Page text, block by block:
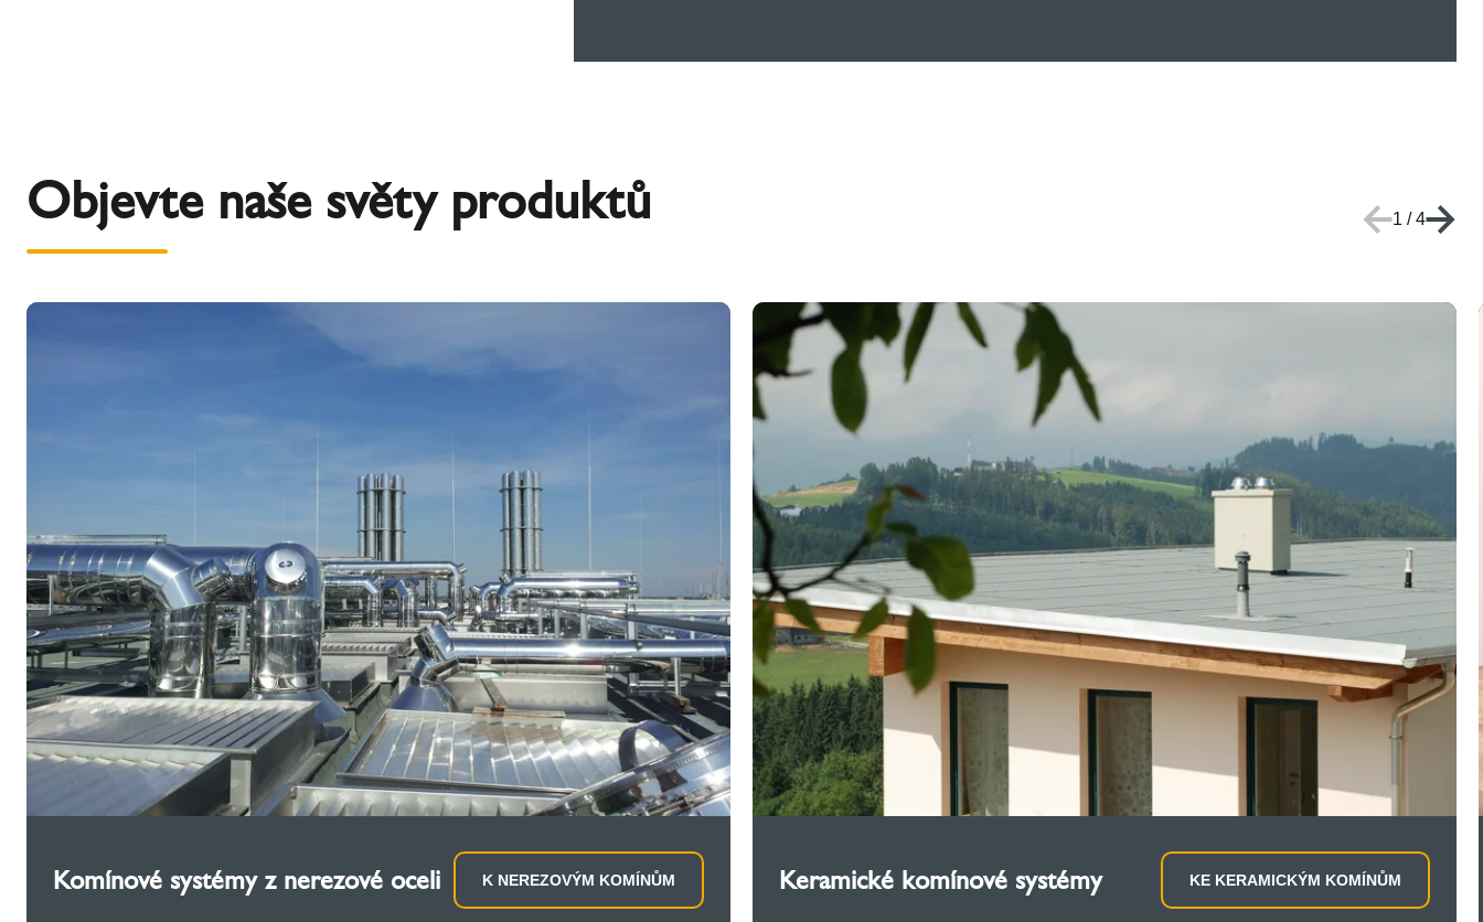
Objevte naše světy produktů 1 /4
Komínové systémy z nerezové oceli K NEREZOVÝM KOMÍNŮM Keramické komínové systémy KE KERAMICKÝM KOMÍNŮM